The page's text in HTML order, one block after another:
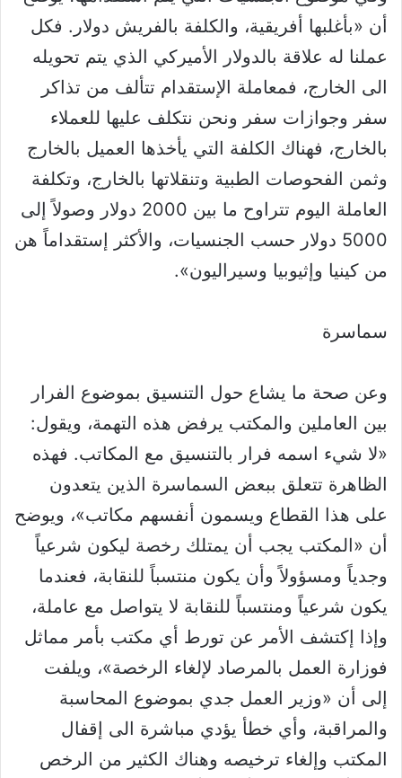
أن «بأغلبها أفريقية، والكلفة بالفريش دولار. فكل
عملنا له علاقة بالدولار الأميركي الذي يتم تحويله
الى الخارج، فمعاملة الإستقدام تتألف من تذاكر
سفر وجوازات سفر ونحن نتكلف عليها للعملاء
بالخارج، فهناك الكلفة التي يأخذها العميل بالخارج
وثمن الفحوصات الطبية وتنقلاتها بالخارج، وتكلفة
العاملة اليوم تتراوح ما بين 2000 دولار وصولاً إلى
5000 دولار حسب الجنسيات، والأكثر إستقداماً هن
من كينيا وإثيوبيا وسيراليون».
سماسرة
وعن صحة ما يشاع حول التنسيق بموضوع الفرار
بين العاملين والمكتب يرفض هذه التهمة، ويقول:
«لا شيء اسمه فرار بالتنسيق مع المكاتب. فهذه
الظاهرة تتعلق ببعض السماسرة الذين يتعدون
على هذا القطاع ويسمون أنفسهم مكاتب»، ويوضح
أن «المكتب يجب أن يمتلك رخصة ليكون شرعياً
وجدياً ومسؤولاً وأن يكون منتسباً للنقابة، فعندما
يكون شرعياً ومنتسباً للنقابة لا يتواصل مع عاملة،
وإذا إكتشف الأمر عن تورط أي مكتب بأمر مماثل
فوزارة العمل بالمرصاد لإلغاء الرخصة»، ويلفت
إلى أن «وزير العمل جدي بموضوع المحاسبة
والمراقبة، وأي خطأ يؤدي مباشرة الى إقفال
المكتب وإلغاء ترخيصه وهناك الكثير من الرخص